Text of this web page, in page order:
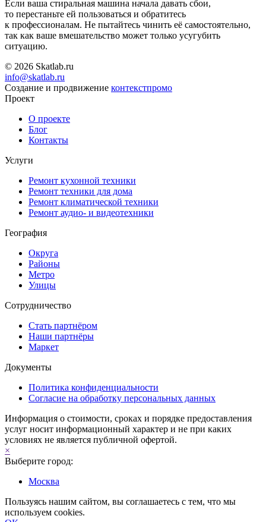
Если ваша стиральная машина начала давать сбои,
то перестаньте ей пользоваться и обратитесь
к профессионалам. Не пытайтесь чинить её самостоятельно,
так как ваше вмешательство может только усугубить
ситуацию.
© 2026 Skatlab.ru
info@skatlab.ru
Создание и продвижение контекстпромо
Проект
О проекте
Блог
Контакты
Услуги
Ремонт кухонной техники
Ремонт техники для дома
Ремонт климатической техники
Ремонт аудио- и видеотехники
География
Округа
Районы
Метро
Улицы
Сотрудничество
Стать партнёром
Наши партнёры
Маркет
Документы
Политика конфиденциальности
Согласие на обработку персональных данных
Информация о стоимости, сроках и порядке предоставления
услуг носит информационный характер и не при каких
условиях не является публичной офертой.
×
Выберите город:
Москва
Пользуясь нашим сайтом, вы соглашаетесь с тем, что мы
используем cookies.